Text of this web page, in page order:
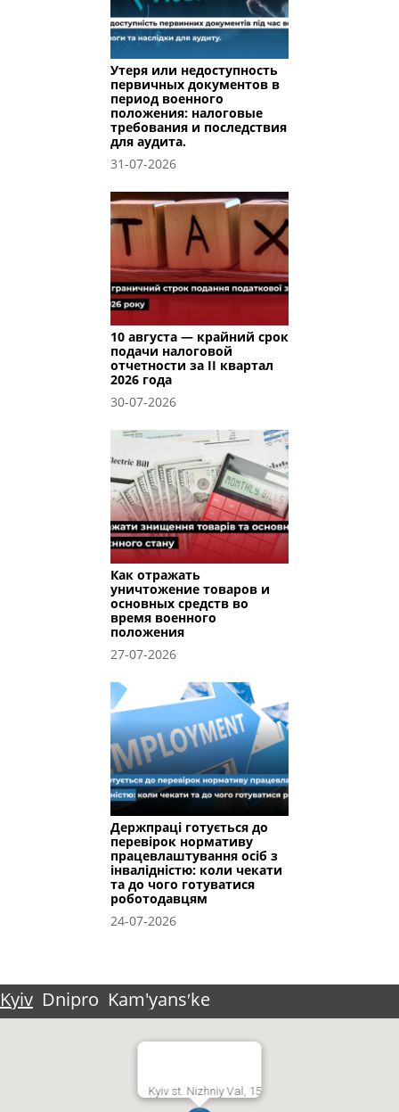
Утеря или недоступность
первичных документов в
период военного
положения: налоговые
требования и последствия
для аудита.
31-07-2026
10 августа — крайний срок
подачи налоговой
отчетности за II квартал
2026 года
30-07-2026
Как отражать
уничтожение товаров и
основных средств во
время военного
положения
27-07-2026
Держпраці готується до
перевірок нормативу
працевлаштування осіб з
інвалідністю: коли чекати
та до чого готуватися
роботодавцям
24-07-2026
Kyiv Dnipro Kam'yansʹke
Kyiv st. Nizhniy Val, 15